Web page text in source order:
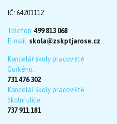
IČ: 64201112
Telefon: 499 813 068
E-mail: skola@zskptjarose.cz
Kancelář školy pracoviště
Gorkého:
731 476 302
Kancelář školy pracoviště
Školní ulice:
737 911 181